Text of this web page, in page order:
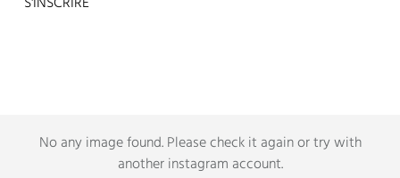
No any image found. Please check it again or try with
another instagram account.